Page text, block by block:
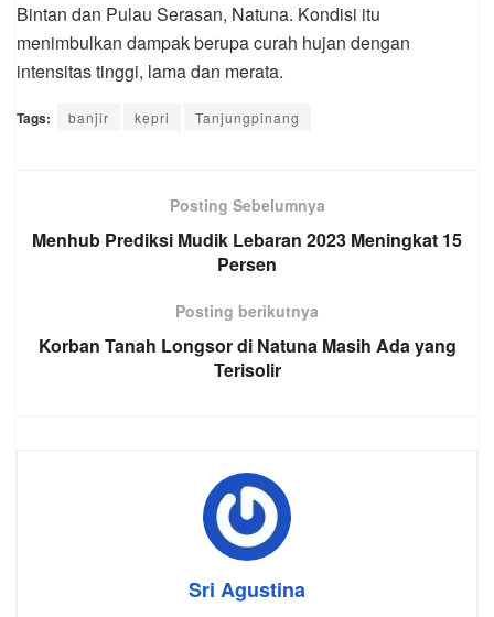
Bintan dan Pulau Serasan, Natuna. Kondisi itu
menimbulkan dampak berupa curah hujan dengan
intensitas tinggi, lama dan merata.
Tags: banjir kepri Tanjungpinang
Posting Sebelumnya
Menhub Prediksi Mudik Lebaran 2023 Meningkat 15
Persen
Posting berikutnya
Korban Tanah Longsor di Natuna Masih Ada yang
Terisolir
Sri Agustina